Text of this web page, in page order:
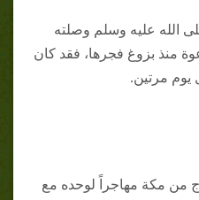
الله عليه وسلم وصلته
منذ بزوغ فجرها، فقد كان
يوم مرتين.
من مكة مهاجراً لوحده مع